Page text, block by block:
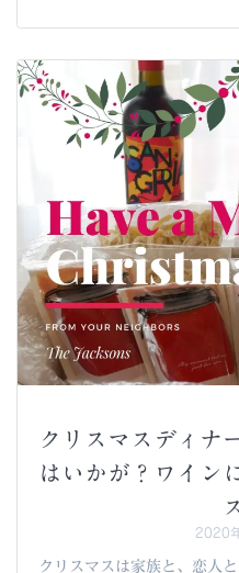
クリスマスディナ
はいかが？ワイン
2020
クリスマスは家族と、恋人